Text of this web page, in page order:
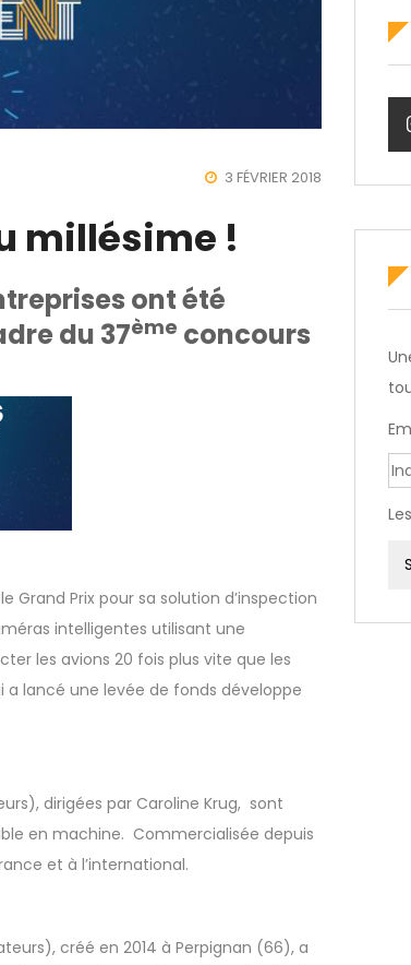
3 FÉVRIER 2018
millésime !
ont été
du 37ème concours
Grand Prix pour sa solution d’inspection
intelligentes utilisant une
les avions 20 fois plus vite que les
a lancé une levée de fonds développe
dirigées par Caroline Krug, sont
en machine. Commercialisée depuis
et à l’international.
créé en 2014 à Perpignan (66), a